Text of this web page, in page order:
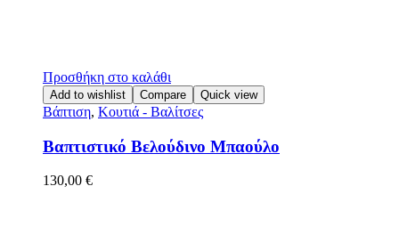
Προσθήκη στο καλάθι
Add to wishlist Compare Quick view
Βάπτιση, Κουτιά - Βαλίτσες
Βαπτιστικό Βελούδινο Μπαούλο
130,00 €